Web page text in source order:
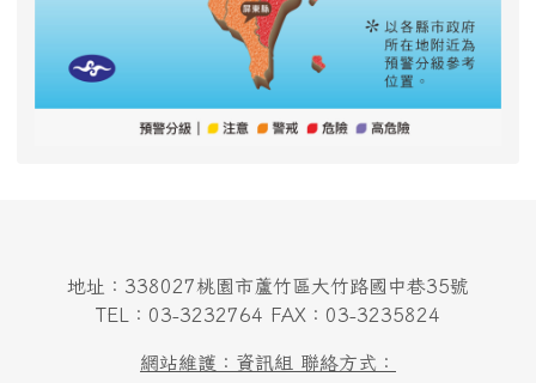
地址：338027桃園市蘆竹區大竹路國中巷35號
TEL：03-3232764 FAX：03-3235824
網站維護：資訊組 聯絡方式：